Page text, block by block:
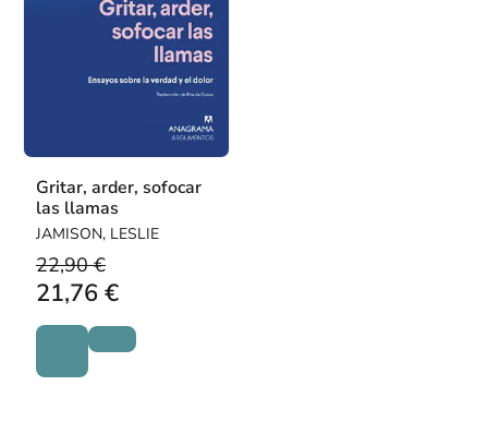
Gritar, arder, sofocar
las llamas
JAMISON, LESLIE
22,90 €
21,76 €